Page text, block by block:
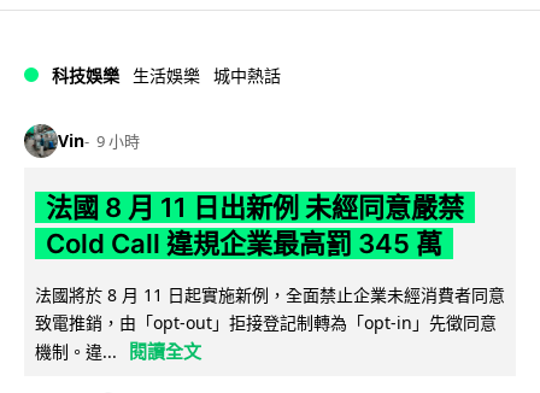
科技娛樂 生活娛樂 城中熱話
Vin 9 小時
法國 8 月 11 日出新例 未經同意嚴禁
Cold Call 違規企業最高罰 345 萬
法國將於 8 月 11 日起實施新例，全面禁止企業未經消費者同意
致電推銷，由「opt-out」拒接登記制轉為「opt-in」先徵同意
機制。違...
閱讀全文